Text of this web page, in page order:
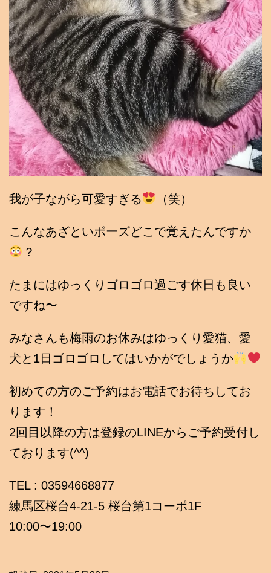
我が子ながら可愛すぎる （笑）
こんなあざといポーズどこで覚えたんですか
？
たまにはゆっくりゴロゴロ過ごす休日も良い
ですね〜
みなさんも梅雨のお休みはゆっくり愛猫、愛
犬と1日ゴロゴロしてはいかがでしょうか
初めての方のご予約はお電話でお待ちしてお
ります！
2回目以降の方は登録のLINEからご予約受付し
ております(^^)
TEL : 03594668877
練馬区桜台4-21-5 桜台第1コーポ1F
10:00〜19:00